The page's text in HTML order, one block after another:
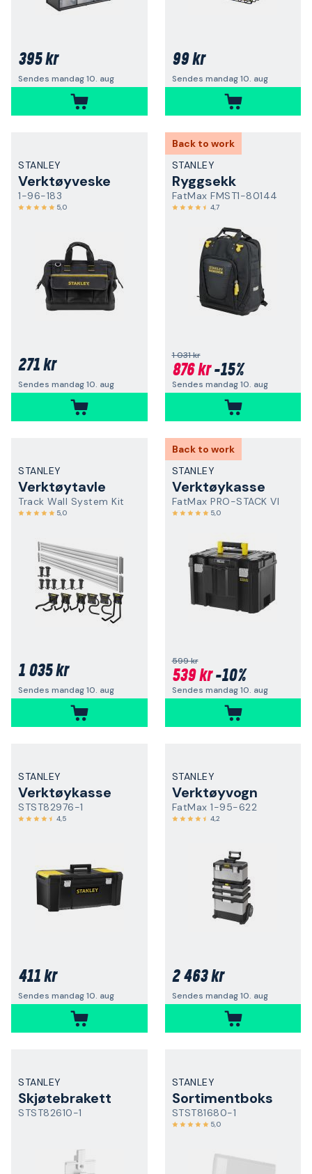
395 kr
Sendes mandag 10. aug
99 kr
Sendes mandag 10. aug
STANLEY
Verktøyveske
1-96-183
5,0
271 kr
Sendes mandag 10. aug
Back to work
STANLEY
Ryggsekk
FatMax FMST1-80144
4,7
1 031 kr
876 kr-15%
Sendes mandag 10. aug
STANLEY
Verktøytavle
Track Wall System Kit
5,0
1 035 kr
Sendes mandag 10. aug
Back to work
STANLEY
Verktøykasse
FatMax PRO-STACK VI
5,0
599 kr
539 kr-10%
Sendes mandag 10. aug
STANLEY
Verktøykasse
STST82976-1
4,5
411 kr
Sendes mandag 10. aug
STANLEY
Verktøyvogn
FatMax 1-95-622
4,2
2 463 kr
Sendes mandag 10. aug
STANLEY
Skjøtebrakett
STST82610-1
STANLEY
Sortimentboks
STST81680-1
5,0